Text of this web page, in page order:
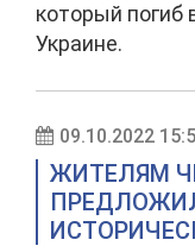
который погиб
Украине.
09.10.2022
ЖИТЕЛЯМ